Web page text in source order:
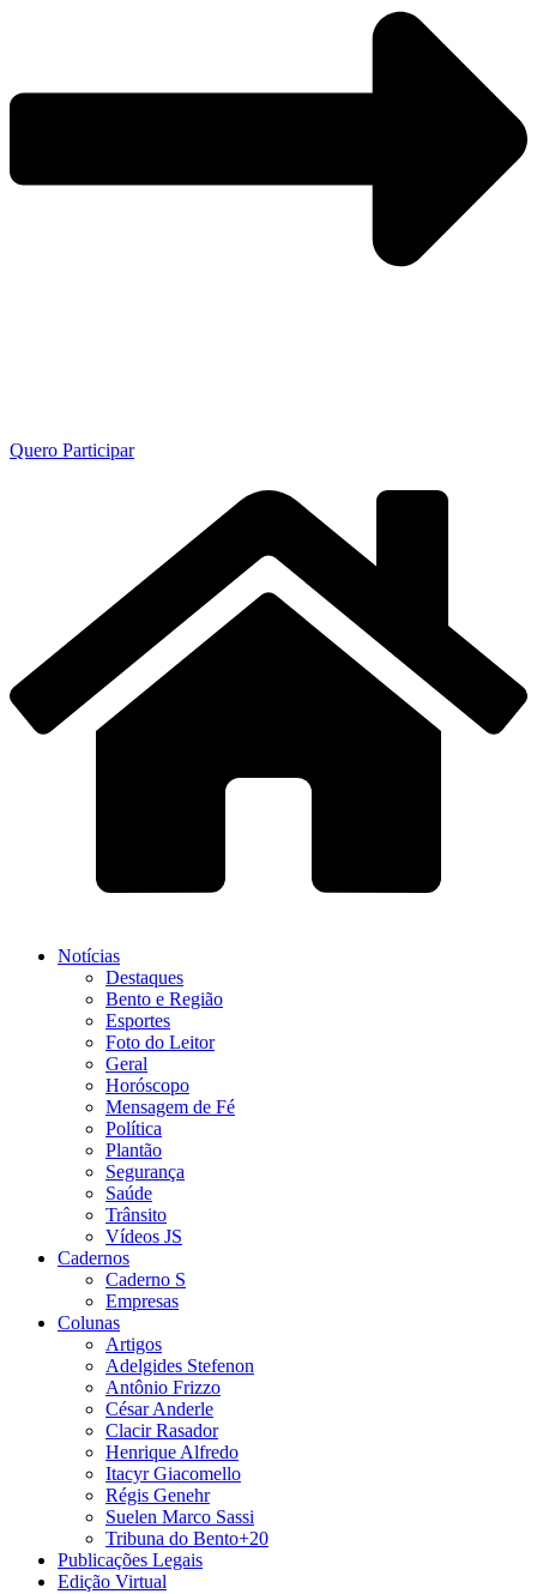
Quero Participar
Notícias
Destaques
Bento e Região
Esportes
Foto do Leitor
Geral
Horóscopo
Mensagem de Fé
Política
Plantão
Segurança
Saúde
Trânsito
Vídeos JS
Cadernos
Caderno S
Empresas
Colunas
Artigos
Adelgides Stefenon
Antônio Frizzo
César Anderle
Clacir Rasador
Henrique Alfredo
Itacyr Giacomello
Régis Genehr
Suelen Marco Sassi
Tribuna do Bento+20
Publicações Legais
Edição Virtual